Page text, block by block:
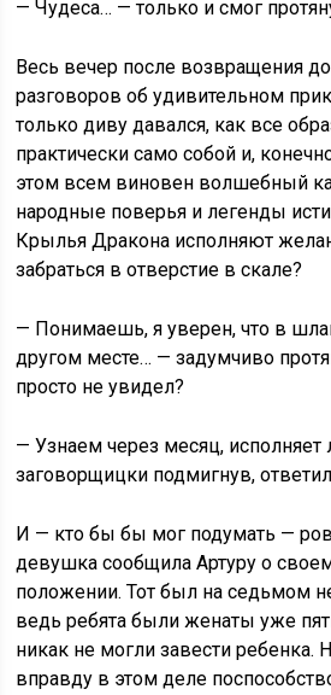
— Чудеса… — только и смог
Весь вечер после возвращения
разговоров об удивительном
только диву давался, как все
практически само собой и,
этом всем виновен волшебный
народные поверья и легенды
Крылья Дракона исполняют
забраться в отверстие в скале?
— Понимаешь, я уверен, что в
другом месте… — задумчиво
просто не увидел?
— Узнаем через месяц, исполняет
заговорщицки подмигнув,
И — кто бы бы мог подумать —
девушка сообщила Артуру о
положении. Тот был на седьмом
ведь ребята были женаты уже
никак не могли завести ребенка.
вправду в этом деле